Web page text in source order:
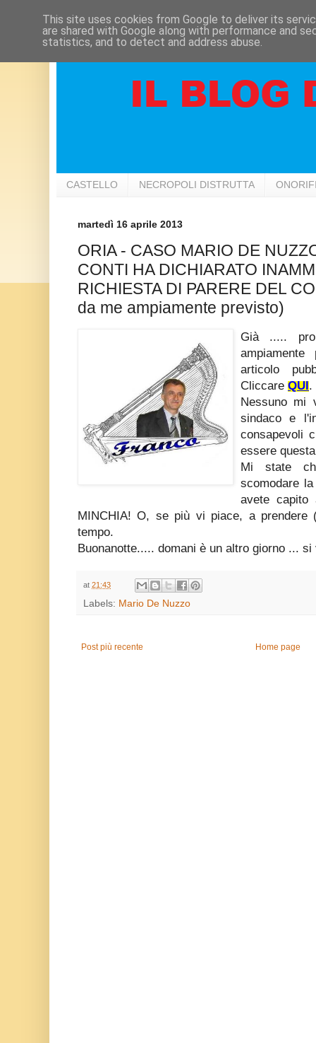
CASTELLO NECROPOLI DISTRUTTA
martedì 16 aprile 2013
ORIA - CASO MARIO DE
CONTI HA DICHIARATO
RICHIESTA DI PARERE DEL
da me ampiamente previsto)
Già .....
articolo
Cliccare QUI .
Nessuno mi
sindaco e
consapevoli
essere
Mi state
scomodare
avete capito
MINCHIA! O, se più vi piace, a
tempo.
Buonanotte..... domani è un altro giorno ... si
at 21:43
Labels: Mario De Nuzzo
Post più recente Home page
This site uses cookies from Google to deliver its
are shared with Google along with performance and
statistics, and to detect and address abuse.